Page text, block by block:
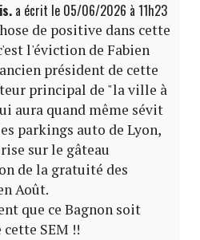
a écrit le 05/06/2026 à 11h23
de positive dans cette
l'éviction de Fabien
président de cette
principal de "la ville à
aura quand même sévit
parkings auto de Lyon,
sur le gâteau
de la gratuité des
Août.
que ce Bagnon soit
cette SEM !!